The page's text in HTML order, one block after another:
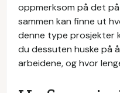
oppmerksom på det
sammen kan finne ut
denne type prosjekter
du dessuten huske på
arbeidene, og hvor